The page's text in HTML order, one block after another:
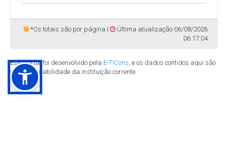
*Os totais são por página |
Última atualização 06/08/2026
06:17:04
Este portal foi desenvolvido pela E-TICons, e os dados contidos aqui são
de responsabilidade da instituição corrente.